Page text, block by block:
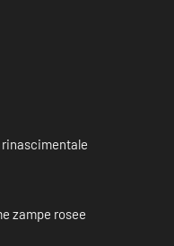
zampe rosee